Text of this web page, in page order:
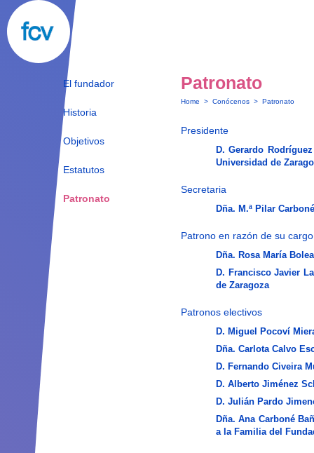
El fundador
Historia
Objetivos
Estatutos
Patronato
Patronato
Home > Conócenos > Patronato
Presidente
D. Gerardo
Universidad de
Secretaria
Dña. M.ª Pilar
Patrono en razón de su cargo
Dña. Rosa María
D. Francisco Javier
de Zaragoza
Patronos electivos
D. Miguel Pocoví
Dña. Carlota Calvo
D. Fernando Civeira
D. Alberto Jiménez
D. Julián Pardo
Dña. Ana Carboné
a la Familia del